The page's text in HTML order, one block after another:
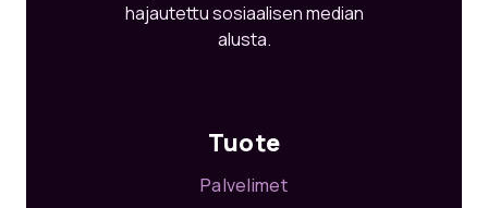
hajautettu sosiaalisen median
alusta.
Tuote
Palvelimet